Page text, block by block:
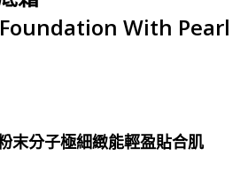
With Pearl
末分子極細緻能輕盈貼合肌